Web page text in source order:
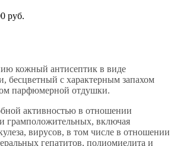
руб.
кожный антисептик в виде
бесцветный с характерным запахом
парфюмерной отдушки.
активностью в отношении
грамположительных, включая
вирусов, в том числе в отношении
гепатитов, полиомиелита и